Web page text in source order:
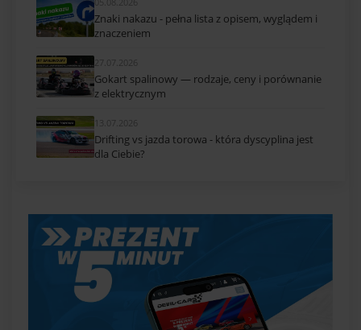
Znaki nakazu - pełna lista z opisem, wyglądem i
znaczeniem
27.07.2026
Gokart spalinowy — rodzaje, ceny i porównanie
z elektrycznym
13.07.2026
Drifting vs jazda torowa - która dyscyplina jest
dla Ciebie?